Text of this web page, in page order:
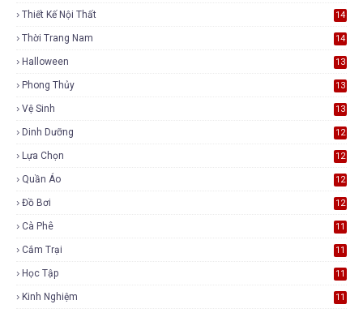
Thiết Kế Nội Thất 14
Thời Trang Nam 14
Halloween 13
Phong Thủy 13
Vệ Sinh 13
Dinh Dưỡng 12
Lựa Chọn 12
Quần Áo 12
Đồ Bơi 12
Cà Phê 11
Cắm Trại 11
Học Tập 11
Kinh Nghiệm 11